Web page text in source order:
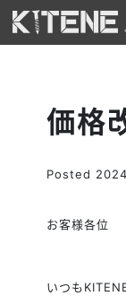
価格
Posted
お客様各位
いつも